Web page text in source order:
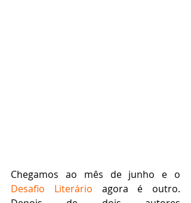
Desafio Literário agora é outro.